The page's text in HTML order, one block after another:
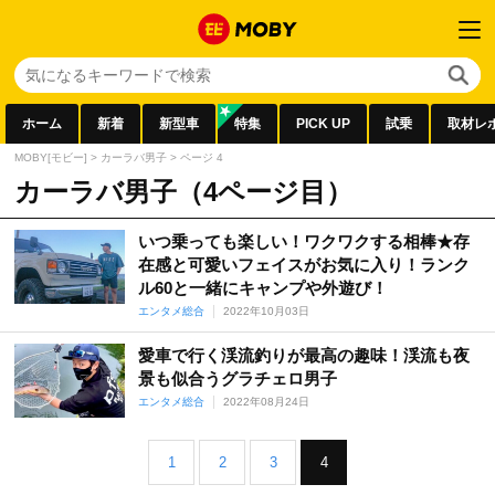
ホーム 新着 新型車 特集 PICK UP 試乗 取材レ
MOBY[モビー] > カーラバ男子 > ページ 4
カーラバ男子（4ページ目）
いつ乗っても楽しい！ワクワクする相棒★存
在感と可愛いフェイスがお気に入り！ランク
ル60と一緒にキャンプや外遊び！
エンタメ総合 2022年10月03日
愛車で行く渓流釣りが最高の趣味！渓流も夜
景も似合うグラチェロ男子
エンタメ総合 2022年08月24日
1 2 3 4